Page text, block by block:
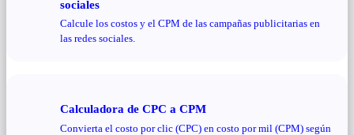
sociales
Calcule los costos y el CPM de las campañas publicitarias en
las redes sociales.
Calculadora de CPC a CPM
Convierta el costo por clic (CPC) en costo por mil (CPM) según